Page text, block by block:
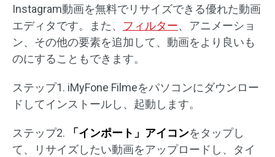
Instagram動画を無料でリサイズできる優れた動画
エディタです。また、 フィルター、アニメーショ
ン、その他の要素を追加して、動画をより良いも
のにすることもできます。
ステップ1. iMyFone Filmeをパソコンにダウンロー
ドしてインストールし、起動します。
ステップ2. 「インポート」アイコンをタップし
て、リサイズしたい動画をアップロードし、タイ